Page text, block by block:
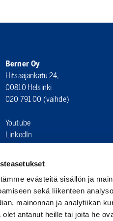
evästeitä sisällön ja
sekä liikenteen
mainonnan ja analytiikan
olet antanut heille tai joita he
Berner Oy
Hitsaajankatu 24,
00810 Helsinki
020 791 00 (vaihde)
Youtube
LinkedIn